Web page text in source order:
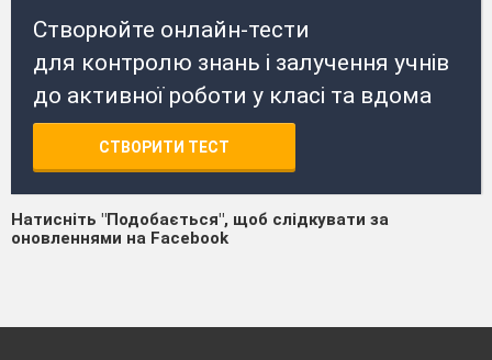
Створюйте онлайн-тести
для контролю знань і залучення учнів
до активної роботи у класі та вдома
СТВОРИТИ ТЕСТ
Натисніть "Подобається", щоб слідкувати за
оновленнями на Facebook